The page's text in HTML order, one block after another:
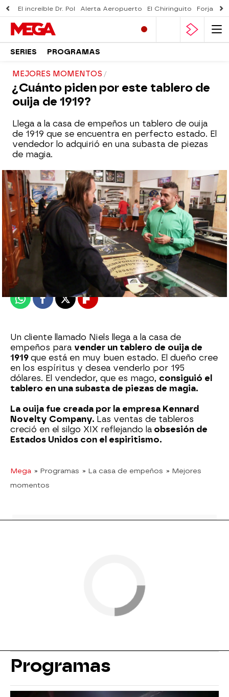
El increíble Dr. Pol Alerta Aeropuerto El Chiringuito Forjado
SERIES PROGRAMAS
MEJORES MOMENTOS
¿Cuánto piden por este tablero de
ouija de 1919?
Llega a la casa de empeños un tablero de ouija
de 1919 que se encuentra en perfecto estado. El
vendedor lo adquirió en una subasta de piezas
de magia.
mega
17 de mayo de 2023, 20:03
WhatsappFacebook
X Flipboard
Un cliente llamado Niels llega a la casa de
empeños para vender un tablero de ouija de
1919 que está en muy buen estado. El dueño cree
en los espíritus y desea venderlo por 195
dólares. El vendedor, que es mago, consiguió el
tablero en una subasta de piezas de magia.
La ouija fue creada por la empresa Kennard
Novelty Company. Las ventas de tableros
creció en el silgo XIX reflejando la obsesión de
Estados Unidos con el espiritismo.
Mega » Programas » La casa de empeños » Mejores
momentos
Programas